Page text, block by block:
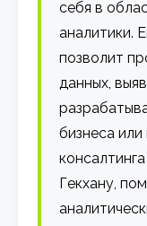
себя в
аналитики.
позволит
данных,
бизнеса
Гекхану,